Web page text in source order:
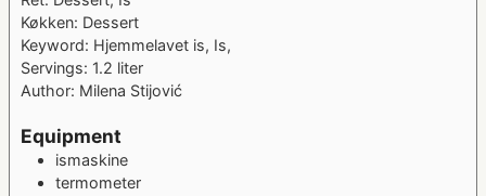
Køkken: Dessert
Keyword: Hjemmelavet is, Is,
Servings: 1.2 liter
Author: Milena Stijović
Equipment
ismaskine
termometer